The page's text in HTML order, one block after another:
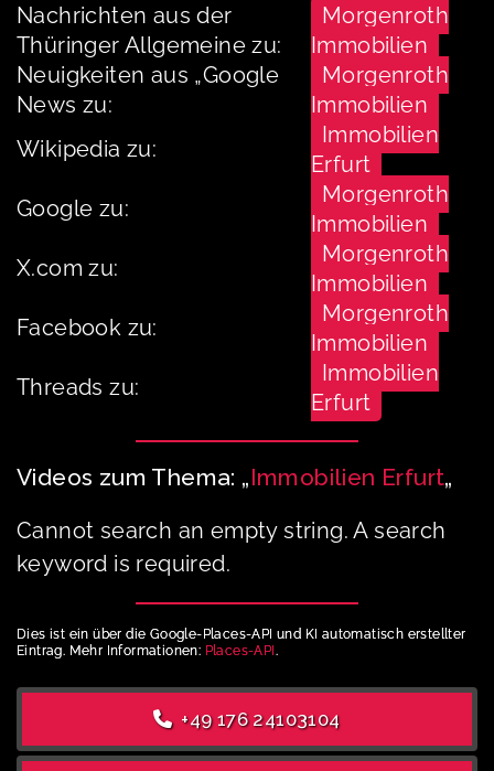
Nachrichten aus der
Thüringer Allgemeine zu:
Morgenroth
Immobilien
Neuigkeiten aus „Google
News zu:
Morgenroth
Immobilien
Wikipedia zu:
Immobilien
Erfurt
Google zu:
Morgenroth
Immobilien
X.com zu:
Morgenroth
Immobilien
Facebook zu:
Morgenroth
Immobilien
Threads zu:
Immobilien
Erfurt
Videos zum Thema: „Immobilien Erfurt„
Cannot search an empty string. A search
keyword is required.
Dies ist ein über die Google-Places-API und KI automatisch erstellter
Eintrag. Mehr Informationen: Places-API .
+49 176 24103104